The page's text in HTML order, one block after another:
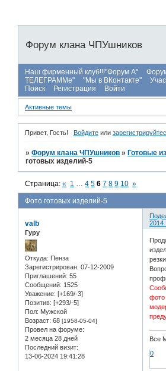
Форум клана ЧПУшников
Наш фирменный клуб!!!"Форум А"
ТЕЛЕГРАММе"
"Мы в ВКонтакте"
Поиск
Регистрация Войти
Активные темы
Привет, Гость! Войдитеили
»Форум клана ЧПУшников » Готовые
готовых изделий-5
Фото готовых изделий-5
Страница:« 1 4 5 6 7 8 9 10 »
2014
valb
Гуру
Откуда: Пенза
Зарегистрирован: 07-12-2009
Приглашений: 55
Сообщений: 1525
Уважение: [+169/-3]
Позитив: [+293/-5]
Пол: Мужской
Возраст: 68 [1958-05-04]
Провел на форуме:
2 месяца 28 дней
Последний визит:
13-06-2024 19:41:28
фото
Все
0